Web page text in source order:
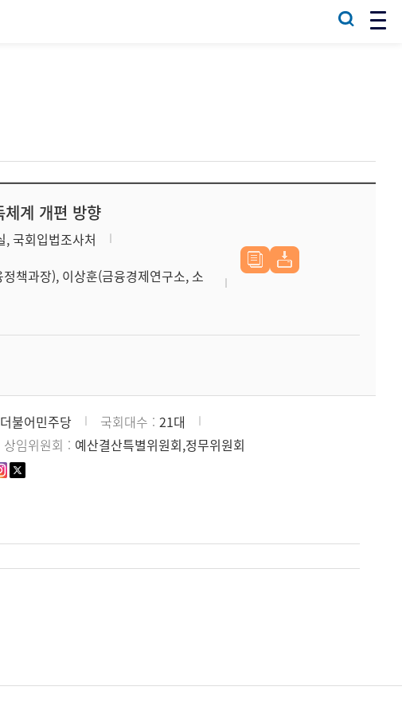
계 개편 방향
, 국회입법조사처
책과장), 이상훈(금융경제연구소, 소
더불어민주당 국회대수
21대
상임위원회
예산결산특별위원회,정무위원회